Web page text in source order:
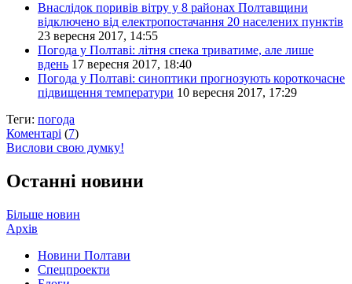
Внаслідок поривів вітру у 8 районах Полтавщини
відключено від електропостачання 20 населених пунктів
23 вересня 2017, 14:55
Погода у Полтаві: літня спека триватиме, але лише
вдень 17 вересня 2017, 18:40
Погода у Полтаві: синоптики прогнозують короткочасне
підвищення температури 10 вересня 2017, 17:29
Теги: погода
Коментарі (7)
Вислови свою думку!
Останні новини
Більше новин
Архів
Новини Полтави
Спецпроекти